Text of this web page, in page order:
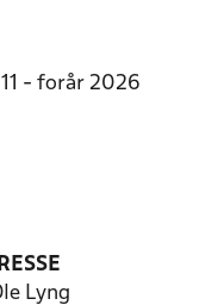
- forår 2026
Lyng